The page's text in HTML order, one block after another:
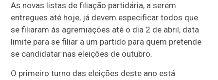
As novas listas de filiação partidária, a serem
entregues até hoje, já devem especificar todos que
se filiaram às agremiações até o dia 2 de abril, data
limite para se filiar a um partido para quem pretende
se candidatar nas eleições de outubro.
O primeiro turno das eleições deste ano está